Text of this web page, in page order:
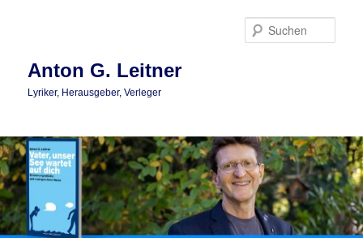
Anton G. Leitner
Lyriker, Herausgeber, Verleger